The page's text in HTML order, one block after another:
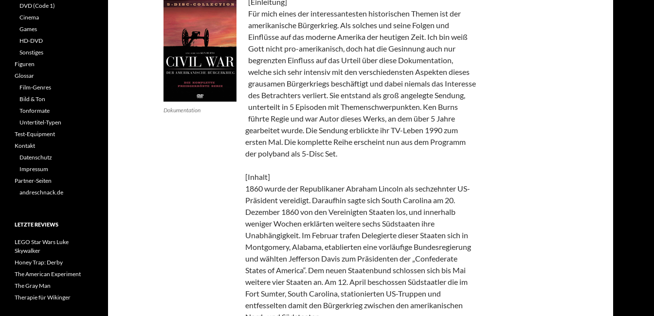
Dokumentation
Für mich eines der interessantesten historischen Themen ist der
amerikanische Bürgerkrieg. Als solches und seine Folgen und
Einflüsse auf das moderne Amerika der heutigen Zeit. Ich bin weiß
Gott nicht pro-amerikanisch, doch hat die Gesinnung auch nur
begrenzten Einfluss auf das Urteil über diese Dokumentation,
welche sich sehr intensiv mit den verschiedensten Aspekten dieses
grausamen Bürgerkriegs beschäftigt und dabei niemals das Interesse
des Betrachters verliert. Sie entstand als groß angelegte Sendung,
unterteilt in 5 Episoden mit Themenschwerpunkten. Ken Burns
führte Regie und war Autor dieses Werks, an dem über 5 Jahre
gearbeitet wurde. Die Sendung erblickte ihr TV-Leben 1990 zum
ersten Mal. Die komplette Reihe erscheint nun aus dem Programm
der polyband als 5-Disc Set.
[Inhalt]
1860 wurde der Republikaner Abraham Lincoln als sechzehnter US-
Präsident vereidigt. Daraufhin sagte sich South Carolina am 20.
Dezember 1860 von den Vereinigten Staaten los, und innerhalb
weniger Wochen erklärten weitere sechs Südstaaten ihre
Unabhängigkeit. Im Februar trafen Delegierte dieser Staaten sich in
Montgomery, Alabama, etablierten eine vorläufige Bundesregierung
und wählten Jefferson Davis zum Präsidenten der „Confederate
States of America“. Dem neuen Staatenbund schlossen sich bis Mai
weitere vier Staaten an. Am 12. April beschossen Südstaatler die im
Fort Sumter, South Carolina, stationierten US-Truppen und
entfesselten damit den Bürgerkrieg zwischen den amerikanischen
DVD (Code 1)
Cinema
Games
HD-DVD
Sonstiges
Figuren
Glossar
Film-Genres
Bild & Ton
Tonformate
Untertitel-Typen
Test-Equipment
Kontakt
Datenschutz
Impressum
Partner-Seiten
andreschnack.de
LETZTE REVIEWS
LEGO Star Wars Luke
Skywalker
Honey Trap: Derby
The American Experiment
The Gray Man
Therapie für Wikinger